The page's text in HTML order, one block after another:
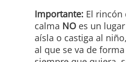
Importante: El rincón
calma NO es un
aísla o castiga al
al que se va de